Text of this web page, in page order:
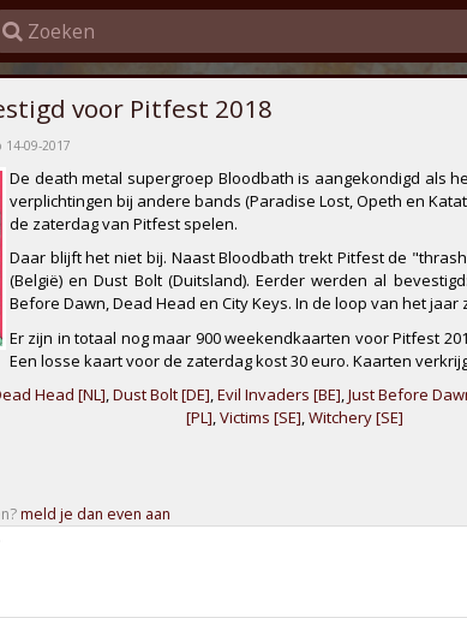
voor Pitfest 2018
14-09-2017
De death metal supergroep Bloodbath is aangekondigd als
verplichtingen bij andere bands (Paradise Lost, Opeth en
de zaterdag van Pitfest spelen.
Daar blijft het niet bij. Naast Bloodbath trekt Pitfest de
(België) enDust Bolt(Duitsland). Eerder werden al bevestigd:
Before Dawn,Dead Head en City Keys. In de loop van het
Er zijn in totaal nog maar 900 weekendkaarten voor Pitfest
Een losse kaart voor de zaterdag kost 30 euro. Kaarten
Head [NL] Dust Bolt [DE] Evil Invaders [BE] Just Before
[PL] Victims [SE] Witchery [SE]
meld je dan even aan